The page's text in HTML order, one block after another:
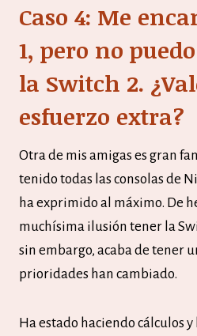
Caso 4: Me
1, pero no
la Switch 2.
esfuerzo extra?
Otra de mis amigas es gran
tenido todas las consolas de
ha exprimido al máximo. De
muchísima ilusión tener la
sin embargo, acaba de tener
prioridades han cambiado.
Ha estado haciendo cálculos